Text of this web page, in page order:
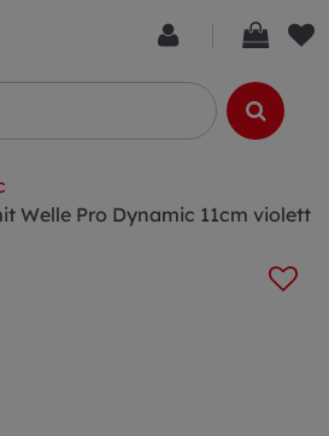
Welle Pro Dynamic 11cm violett